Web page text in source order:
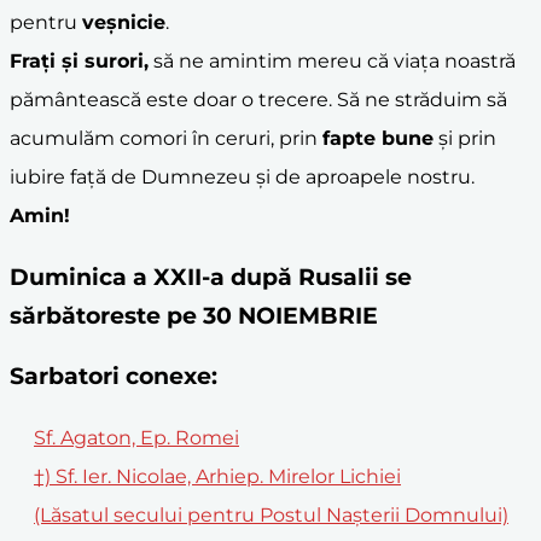
pentru veșnicie.
Frați și surori, să ne amintim mereu că viața noastră
pământească este doar o trecere. Să ne străduim să
acumulăm comori în ceruri, prin fapte bune și prin
iubire față de Dumnezeu și de aproapele nostru.
Amin!
Duminica a XXII-a după Rusalii se
sărbătoreste pe 30 NOIEMBRIE
Sarbatori conexe:
Sf. Agaton, Ep. Romei
†) Sf. Ier. Nicolae, Arhiep. Mirelor Lichiei
(Lăsatul secului pentru Postul Naşterii Domnului)